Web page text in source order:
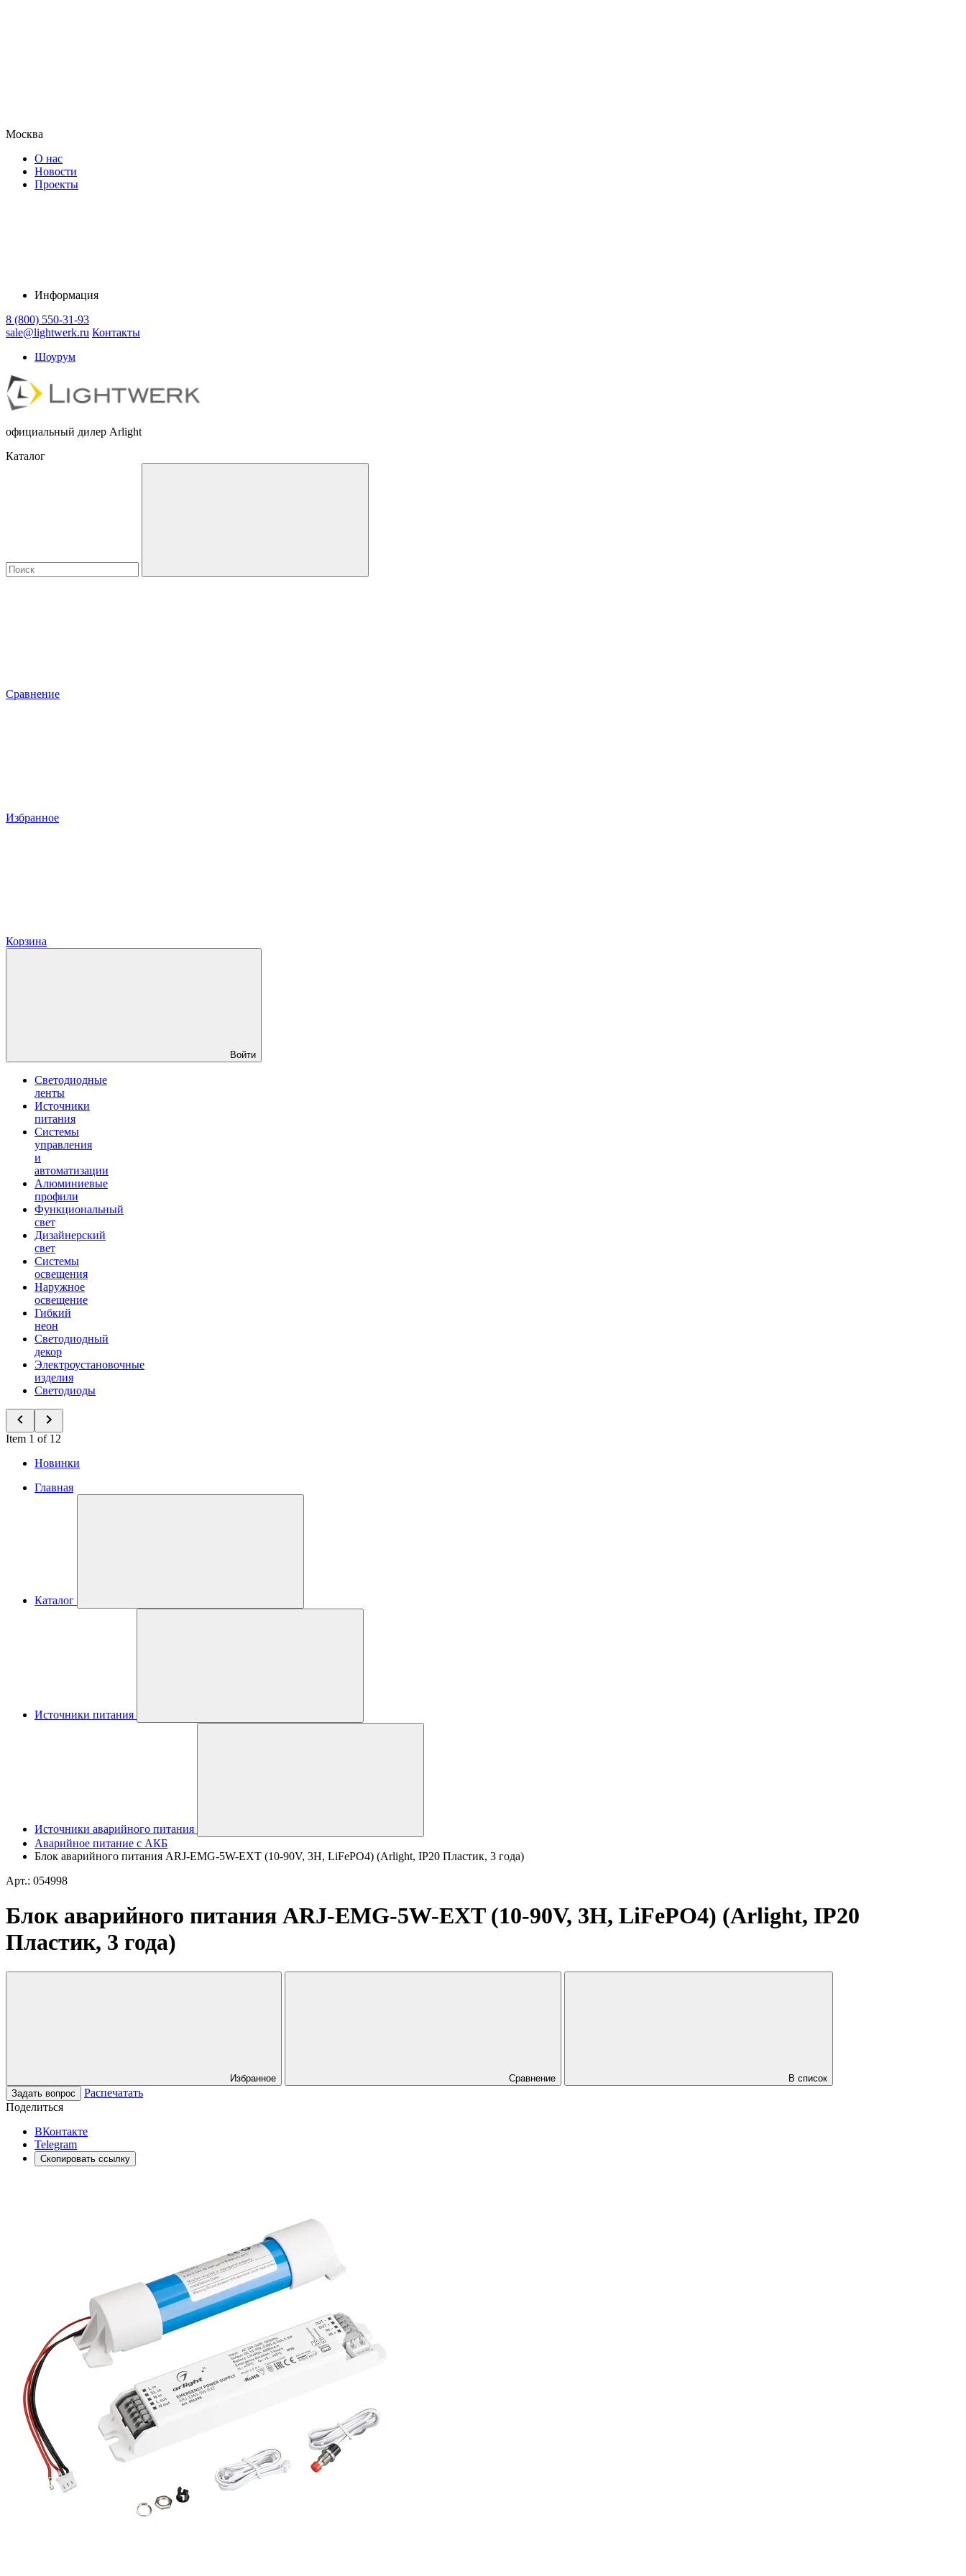
Москва
О нас
Новости
Проекты
Информация
8 (800) 550-31-93
sale@lightwerk.ru Контакты
Шоурум
официальный дилер Arlight
Каталог
Сравнение
Избранное
Корзина
Войти
Светодиодные
ленты
Источники
питания
Системы
управления
и
автоматизации
Алюминиевые
профили
Функциональный
свет
Дизайнерский
свет
Системы
освещения
Наружное
освещение
Гибкий
неон
Светодиодный
декор
Электроустановочные
изделия
Светодиоды
Item 1 of 12
Новинки
Главная
Каталог
Источники питания
Источники аварийного питания
Аварийное питание с АКБ
Блок аварийного питания ARJ-EMG-5W-EXT (10-90V, 3H, LiFePO4) (Arlight, IP20 Пластик, 3 года)
Арт.: 054998
Блок аварийного питания ARJ-EMG-5W-EXT (10-90V, 3H, LiFePO4) (Arlight, IP20
Пластик, 3 года)
Избранное Сравнение
В список
Задать вопрос
Распечатать
Поделиться
ВКонтакте
Telegram
Скопировать ссылку